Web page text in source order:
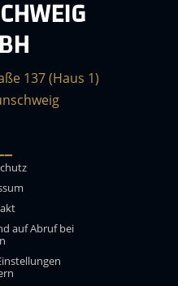
137 (Haus 1)
auf Abruf bei